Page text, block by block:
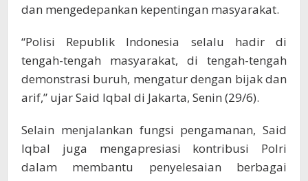
dan mengedepankan kepentingan masyarakat.
“Polisi Republik Indonesia selalu hadir di
tengah-tengah masyarakat, di tengah-tengah
demonstrasi buruh, mengatur dengan bijak dan
arif,” ujar Said Iqbal di Jakarta, Senin (29/6).
Selain menjalankan fungsi pengamanan, Said
Iqbal juga mengapresiasi kontribusi Polri
dalam membantu penyelesaian berbagai